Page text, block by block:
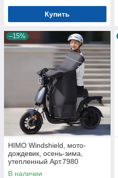
Купить
–15%
HIMO Windshield, мото-
дождевик, осень-зима,
утепленный Арт.7980
В наличии